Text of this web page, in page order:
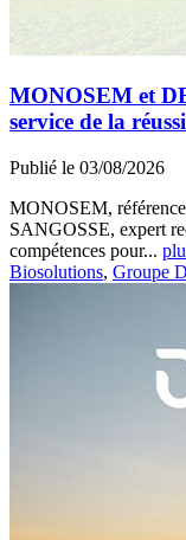
MONOSEM et
service de la
Publié le 03/08/2026
MONOSEM,
SANGOSSE, expert
compétences pour...
Biosolutions, Groupe